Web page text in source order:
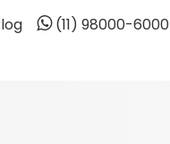
(11) 98000-6000